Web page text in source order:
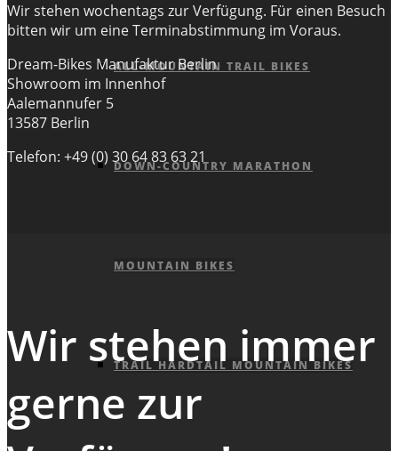
ALL-MOUNTAIN TRAIL BIKES
DOWN-COUNTRY MARATHON
MOUNTAIN BIKES
TRAIL HARDTAIL MOUNTAIN BIKES
Wir stehen wochentags zur Verfügung. Für einen Besuch
bitten wir um eine Terminabstimmung im Voraus.
Dream-Bikes Manufaktur Berlin
Showroom im Innenhof
Aalemannufer 5
13587 Berlin
Telefon: +49 (0) 30 64 83 63 21
Wir stehen immer
gerne zur